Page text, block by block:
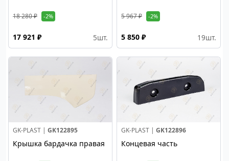
18 280 ₽ -2%
17 921 ₽ 5шт.
5 967 ₽ -2%
5 850 ₽ 19шт.
GK-PLAST | GK122895
Крышка бардачка правая
GK-PLAST | GK122896
Концевая часть